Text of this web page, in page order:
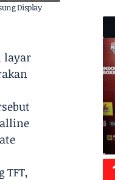
Display
layar
TFT,